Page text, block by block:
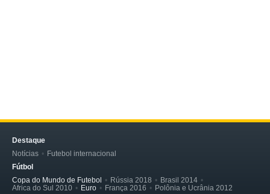
Destaque
Notícias
Futebol internacional
Fútbol
Copa do Mundo de Futebol
Rússia 2018
Brasil 2014
Africa do Sul 2010
Euro França 2016 Polônia e Ucrânia 2012